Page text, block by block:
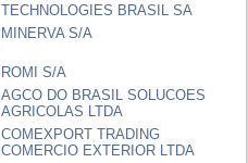
TECHNOLOGIES BRASIL SA
MINERVA S/A
ROMI S/A
AGCO DO BRASIL SOLUCOES
AGRICOLAS LTDA
COMEXPORT TRADING
COMERCIO EXTERIOR LTDA